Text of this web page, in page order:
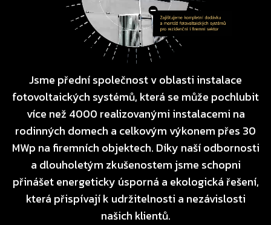
Jsme přední společnost v oblasti instalace
fotovoltaických systémů, která se může pochlubit
více než 4000 realizovanými instalacemi na
rodinných domech a celkovým výkonem přes 30
MWp na firemních objektech. Díky naší odbornosti
a dlouholetým zkušenostem jsme schopni
přinášet energeticky úsporná a ekologická řešení,
která přispívají k udržitelnosti a nezávislosti
našich klientů.